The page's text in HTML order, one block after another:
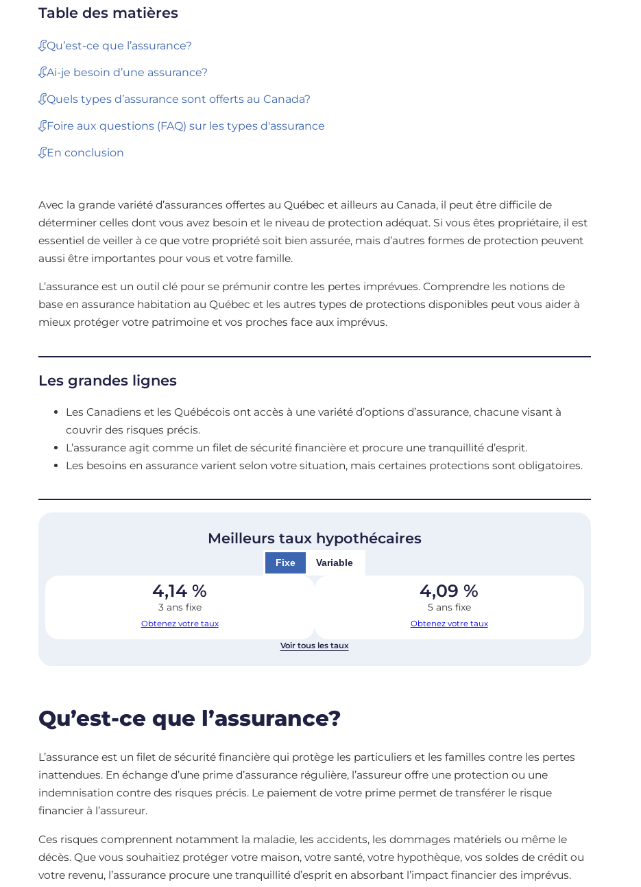
Table des matières
Qu’est-ce que l’assurance?
Ai-je besoin d’une assurance?
Quels types d’assurance sont offerts au Canada?
Foire aux questions (FAQ) sur les types d'assurance
En conclusion
Avec la grande variété d’assurances offertes au Québec et ailleurs au Canada, il peut être difficile de
déterminer celles dont vous avez besoin et le niveau de protection adéquat. Si vous êtes propriétaire, il est
essentiel de veiller à ce que votre propriété soit bien assurée, mais d’autres formes de protection peuvent
aussi être importantes pour vous et votre famille.
L’assurance est un outil clé pour se prémunir contre les pertes imprévues. Comprendre les notions de
base en assurance habitation au Québec et les autres types de protections disponibles peut vous aider à
mieux protéger votre patrimoine et vos proches face aux imprévus.
Les grandes lignes
Les Canadiens et les Québécois ont accès à une variété d’options d’assurance, chacune visant à
couvrir des risques précis.
L’assurance agit comme un filet de sécurité financière et procure une tranquillité d’esprit.
Les besoins en assurance varient selon votre situation, mais certaines protections sont obligatoires.
Meilleurs taux hypothécaires
Fixe Variable
4,14 %
3 ans fixe
Obtenez votre taux
4,09 %
5 ans fixe
Obtenez votre taux
Voir tous les taux
Qu’est-ce que l’assurance?
L’assurance est un filet de sécurité financière qui protège les particuliers et les familles contre les pertes
inattendues. En échange d’une prime d’assurance régulière, l’assureur offre une protection ou une
indemnisation contre des risques précis. Le paiement de votre prime permet de transférer le risque
financier à l’assureur.
Ces risques comprennent notamment la maladie, les accidents, les dommages matériels ou même le
décès. Que vous souhaitiez protéger votre maison, votre santé, votre hypothèque, vos soldes de crédit ou
votre revenu, l’assurance procure une tranquillité d’esprit en absorbant l’impact financier des imprévus.